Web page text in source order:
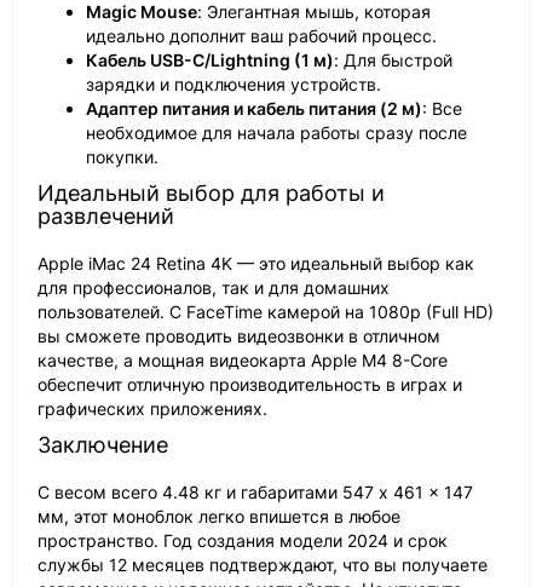
Magic Mouse: Элегантная мышь, которая
идеально дополнит ваш рабочий процесс.
Кабель USB-C/Lightning (1 м): Для быстрой
зарядки и подключения устройств.
Адаптер питания и кабель питания (2 м): Все
необходимое для начала работы сразу после
покупки.
Идеальный выбор для работы и
развлечений
Apple iMac 24 Retina 4K — это идеальный выбор как
для профессионалов, так и для домашних
пользователей. С FaceTime камерой на 1080p (Full HD)
вы сможете проводить видеозвонки в отличном
качестве, а мощная видеокарта Apple M4 8-Core
обеспечит отличную производительность в играх и
графических приложениях.
Заключение
С весом всего 4.48 кг и габаритами 547 x 461 x 147
мм, этот моноблок легко впишется в любое
пространство. Год создания модели 2024 и срок
службы 12 месяцев подтверждают, что вы получаете